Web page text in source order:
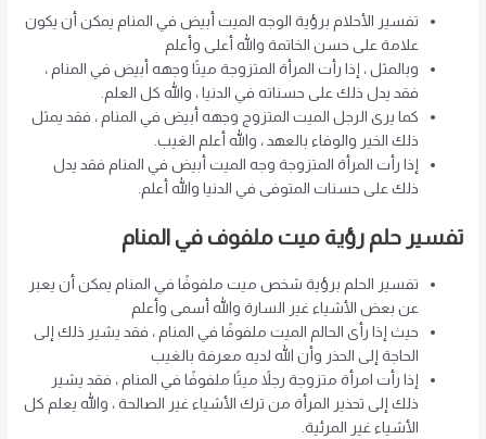
تفسير الأحلام برؤية الوجه الميت أبيض في المنام يمكن أن يكون
علامة على حسن الخاتمة والله أعلى وأعلم
وبالمثل ، إذا رأت المرأة المتزوجة ميتًا وجهه أبيض في المنام ،
فقد يدل ذلك على حسناته في الدنيا ، والله كل العلم.
كما يرى الرجل الميت المتزوج وجهه أبيض في المنام ، فقد يمثل
ذلك الخير والوفاء بالعهد ، والله أعلم الغيب.
إذا رأت المرأة المتزوجة وجه الميت أبيض في المنام فقد يدل
ذلك على حسنات المتوفى في الدنيا والله أعلم.
تفسير حلم رؤية ميت ملفوف في المنام
تفسير الحلم برؤية شخص ميت ملفوفًا في المنام يمكن أن يعبر
عن بعض الأشياء غير السارة والله أسمى وأعلم
حيث إذا رأى الحالم الميت ملفوفًا في المنام ، فقد يشير ذلك إلى
الحاجة إلى الحذر وأن الله لديه معرفة بالغيب
إذا رأت امرأة متزوجة رجلاً ميتًا ملفوفًا في المنام ، فقد يشير
ذلك إلى تحذير المرأة من ترك الأشياء غير الصالحة ، والله يعلم كل
الأشياء غير المرئية.